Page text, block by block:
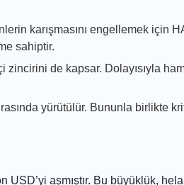
karışmasını engellemek için
sahiptir.
de kapsar. Dolayısıyla
yürütülür. Bununla birlikte
aşmıştır. Bu büyüklük,